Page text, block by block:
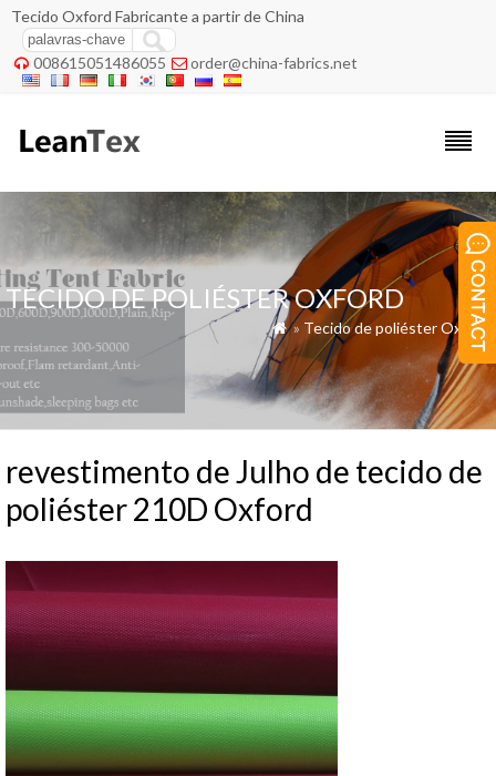
Tecido Oxford Fabricante a partir de China
 008615051486055  order@china-fabrics.net
TECIDO DE POLIÉSTER OXFORD
 » Tecido de poliéster Oxford
revestimento de Julho de tecido de
poliéster 210D Oxford